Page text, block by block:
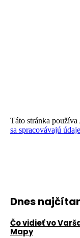
Táto stránka používa
sa spracovávajú
Dnes
Čo vidieť vo
Mapy